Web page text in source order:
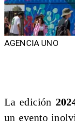
AGENCIA UNO
La edición
un evento